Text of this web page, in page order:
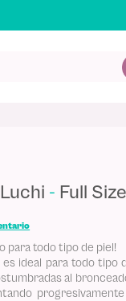
Full Size
para todo tipo de piel!
ideal para todo tipo
al